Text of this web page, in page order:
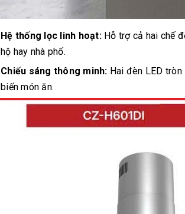
Hệ thống lọc linh hoạt:Hỗ trợ cả hai chế
hộ hay nhà phố.
Chiếu sáng thông minh: Hai đèn LED
biến món ăn.